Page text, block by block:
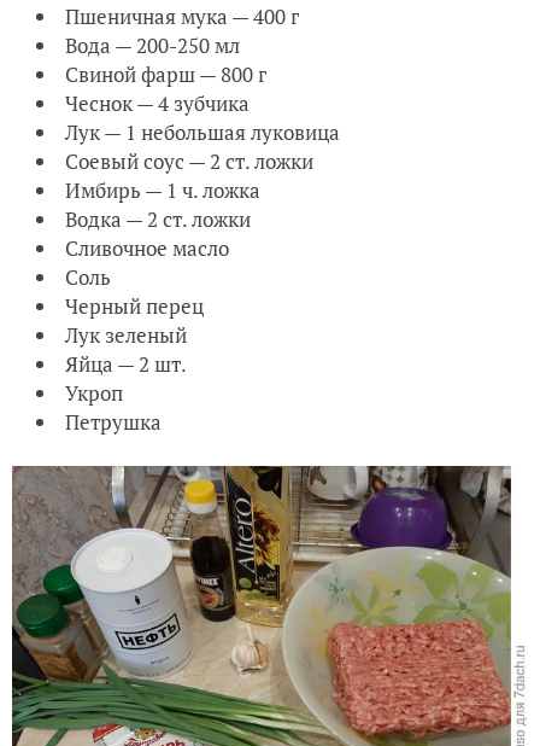
Пшеничная мука — 400 г
Вода — 200-250 мл
Свиной фарш — 800 г
Чеснок — 4 зубчика
Лук — 1 небольшая луковица
Соевый соус — 2 ст. ложки
Имбирь — 1 ч. ложка
Водка — 2 ст. ложки
Сливочное масло
Соль
Черный перец
Лук зеленый
Яйца — 2 шт.
Укроп
Петрушка